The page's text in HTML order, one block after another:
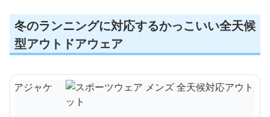
冬のランニングに対応するかっこいい全天候
型アウトドアウェア